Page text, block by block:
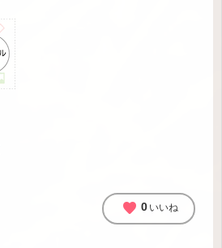
favorite 0 いいね